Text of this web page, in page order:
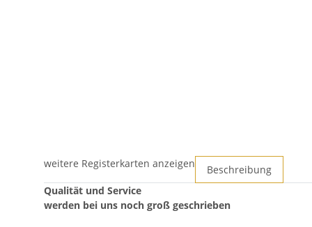
weitere Registerkarten anzeigen
Beschreibung
Qualität und Service
werden bei uns noch groß geschrieben